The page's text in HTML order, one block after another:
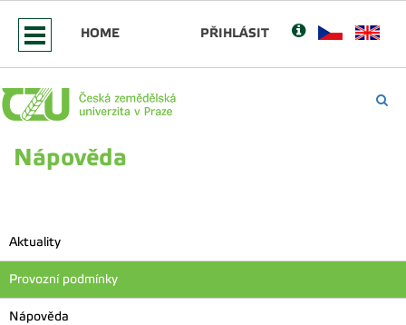
HOME PŘIHLÁSIT
Nápověda
Aktuality
Provozní podmínky
Nápověda